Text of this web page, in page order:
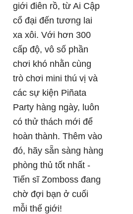
giới điên rồ, từ Ai Cập
cổ đại đến tương lai
xa xôi. Với hơn 300
cấp độ, vô số phần
chơi khó nhằn cùng
trò chơi mini thú vị và
các sự kiện Piñata
Party hàng ngày, luôn
có thử thách mới để
hoàn thành. Thêm vào
đó, hãy sẵn sàng hàng
phòng thủ tốt nhất -
Tiến sĩ Zomboss đang
chờ đợi bạn ở cuối
mỗi thế giới!